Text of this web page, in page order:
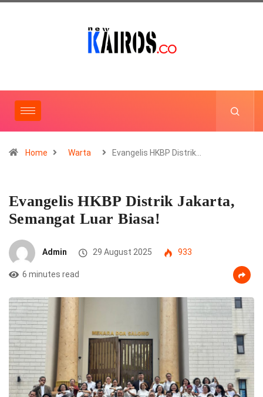
Home Warta Evangelis HKBP Distrik…
Evangelis HKBP Distrik Jakarta,
Semangat Luar Biasa!
Admin 29 August 2025 933
6 minutes read